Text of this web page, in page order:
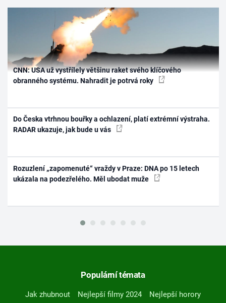
CNN: USA už vystřílely většinu raket svého klíčového
obranného systému. Nahradit je potrvá roky
Do Česka vtrhnou bouřky a ochlazení, platí extrémní výstraha.
RADAR ukazuje, jak bude u vás
Rozuzlení „zapomenuté“ vraždy v Praze: DNA po 15 letech
ukázala na podezřelého. Měl ubodat muže
Populární témata
Jak zhubnout Nejlepší filmy 2024
Nejlepší horory